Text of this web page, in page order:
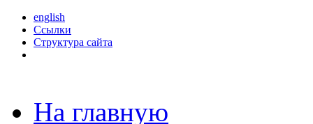
english
Ссылки
Структура сайта
На главную